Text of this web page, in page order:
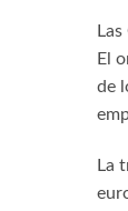
El
de
La